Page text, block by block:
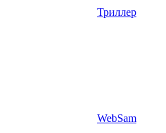
Триллер
WebSam